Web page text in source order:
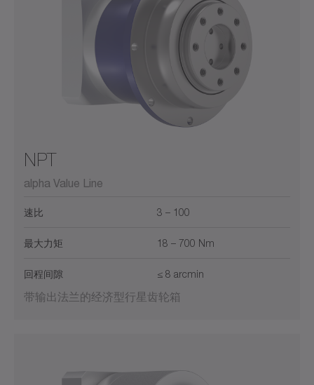
NPT
alpha Value Line
速比 3 – 100
最大力矩 18 – 700 Nm
回程间隙 ≤ 8 arcmin
带输出法兰的经济型行星齿轮箱